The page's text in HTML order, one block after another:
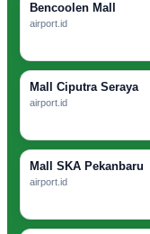
Bencoolen Mall
airport.id
Mall Ciputra Seraya
airport.id
Mall SKA Pekanbaru
airport.id